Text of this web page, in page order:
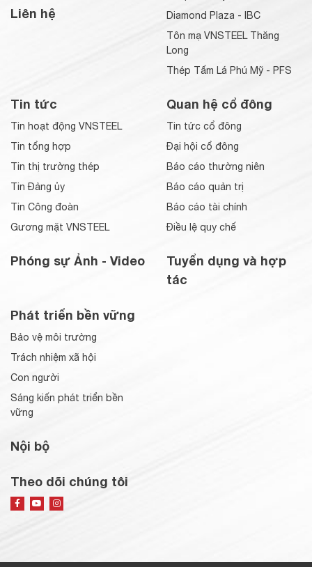
Liên hệ
Diamond Plaza - IBC
Tôn mạ VNSTEEL Thăng
Long
Thép Tấm Lá Phú Mỹ - PFS
Tin tức
Tin hoạt động VNSTEEL
Tin tổng hợp
Tin thị trường thép
Tin Đảng ủy
Tin Công đoàn
Gương mặt VNSTEEL
Phóng sự Ảnh - Video
Quan hệ cổ đông
Tin tức cổ đông
Đại hội cổ đông
Báo cáo thường niên
Báo cáo quản trị
Báo cáo tài chính
Điều lệ quy chế
Tuyển dụng và hợp
tác
Phát triển bền vững
Bảo vệ môi trường
Trách nhiệm xã hội
Con người
Sáng kiến phát triển bền
vững
Nội bộ
Theo dõi chúng tôi